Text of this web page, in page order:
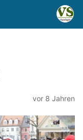
vor 8 Jahren